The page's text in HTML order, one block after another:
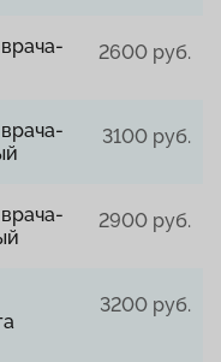
2600 руб.
3100 руб.
2900 руб.
3200 руб.